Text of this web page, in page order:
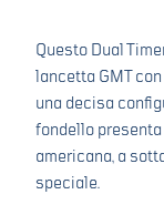
Questo Dual
lancetta GMT
una decisa
fondello
americana, a
speciale.